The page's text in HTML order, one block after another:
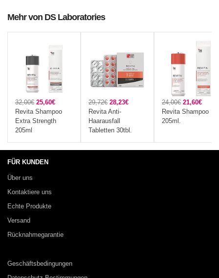
Mehr von DS Laboratories
32,00€ 25,60€
Revita Shampoo
Extra Strength
205ml
29,72€ 28,23€
Revita Anti-
Haarausfall
Tabletten 30tbl.
24,00€ 21,60€
Revita Shampoo
205ml.
FÜR KUNDEN
Über uns
Kontaktiere uns
Echte Produkte
Versand
Rücknahmegarantie
Geschäftsbedingungen